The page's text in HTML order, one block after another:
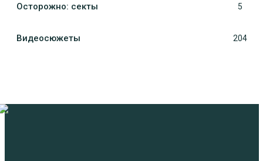
Осторожно: секты 5
Видеосюжеты 204